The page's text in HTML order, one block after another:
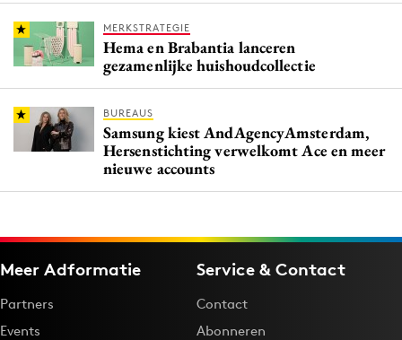
MERKSTRATEGIE
Hema en Brabantia lanceren
gezamenlijke huishoudcollectie
BUREAUS
Samsung kiest AndAgencyAmsterdam,
Hersenstichting verwelkomt Ace en meer
nieuwe accounts
Meer Adformatie
Partners
Events
Service & Contact
Contact
Abonneren